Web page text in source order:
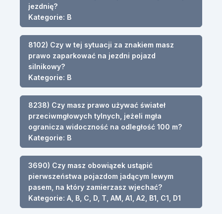
jezdnię?
Kategorie: B
8102) Czy w tej sytuacji za znakiem masz
prawo zaparkować na jezdni pojazd
silnikowy?
Kategorie: B
8238) Czy masz prawo używać świateł
przeciwmgłowych tylnych, jeżeli mgła
ogranicza widoczność na odległość 100 m?
Kategorie: B
3690) Czy masz obowiązek ustąpić
pierwszeństwa pojazdom jadącym lewym
pasem, na który zamierzasz wjechać?
Kategorie: A, B, C, D, T, AM, A1, A2, B1, C1, D1